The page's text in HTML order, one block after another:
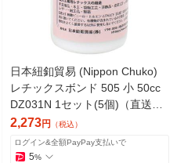
日本紐釦貿易 (Nippon Chuko)
レチックスボンド 505 小 50cc
DZ031N 1セット(5個)（直送
品）
2,273円 （税込）
ログイン&全額PayPay支払いで
5%